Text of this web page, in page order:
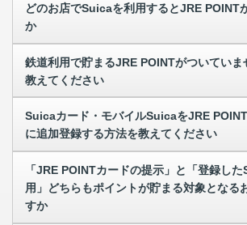
どのお店でSuicaを利用するとJRE POINT
か
鉄道利用で貯まるJRE POINTがついていま
教えてください
Suicaカード・モバイルSuicaをJRE
に追加登録する方法を教えてください
「JRE POINTカードの提示」と「登録し
用」どちらもポイントが貯まる対象となる
すか